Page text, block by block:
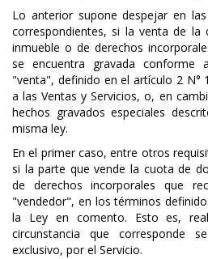
Lo anterior supone despejar en
correspondientes, si la venta de
inmueble o de derechos
se encuentra gravada conforme
"venta", definido en el artículo 2 N°
a las Ventas y Servicios, o, en
hechos gravados especiales
misma ley.
En el primer caso, entre otros
si la parte que vende la cuota de
de derechos incorporales que
"vendedor", en los términos
la Ley en comento. Esto es,
circunstancia que corresponde
exclusivo, por el Servicio.